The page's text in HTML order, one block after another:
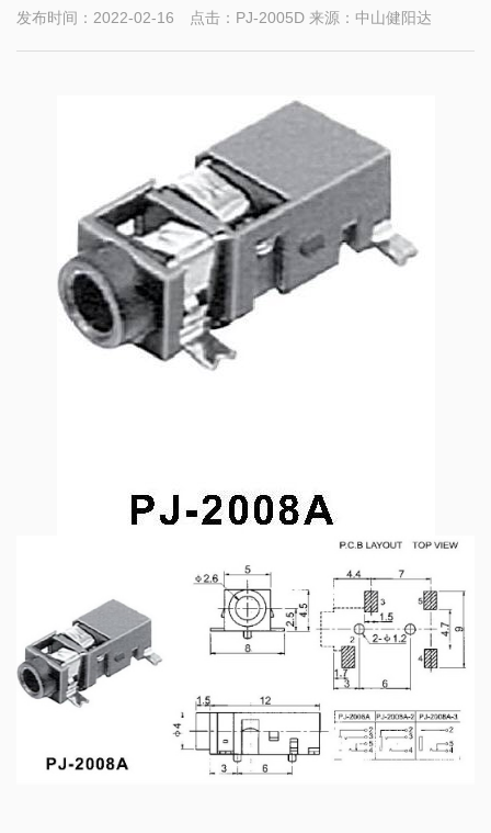
发布时间：2022-02-16 点击：PJ-2005D 来源：中山健阳达